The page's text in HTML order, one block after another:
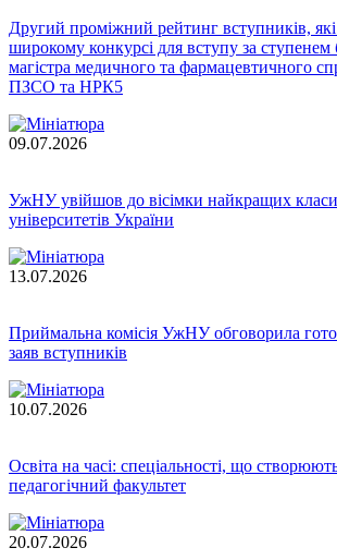
Другий проміжний рейтинг вступників, які
широкому конкурсі для вступу за ступенем
магістра медичного та фармацевтичного
ПЗСО та НРК5
09.07.2026
УжНУ увійшов до вісімки найкращих
університетів України
13.07.2026
Приймальна комісія УжНУ обговорила
заяв вступників
10.07.2026
Освіта на часі: спеціальності, що
педагогічний факультет
20.07.2026